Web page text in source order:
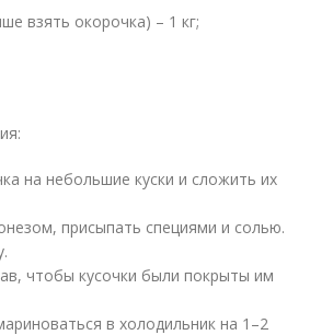
взять окорочка) – 1 кг;
на небольшие куски и сложить их
присыпать специями и солью.
чтобы кусочки были покрыты им
в холодильник на 1–2